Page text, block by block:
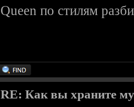
Queen по стилям
RE: Как вы храните